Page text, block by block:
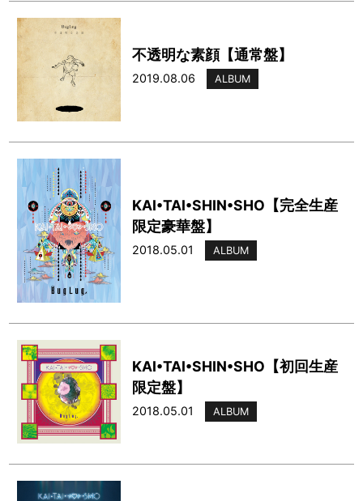
不透明な素顔【通常盤】
2019.08.06 ALBUM
KAI•TAI•SHIN•SHO【完全生産
限定豪華盤】
2018.05.01 ALBUM
KAI•TAI•SHIN•SHO【初回生産
限定盤】
2018.05.01 ALBUM